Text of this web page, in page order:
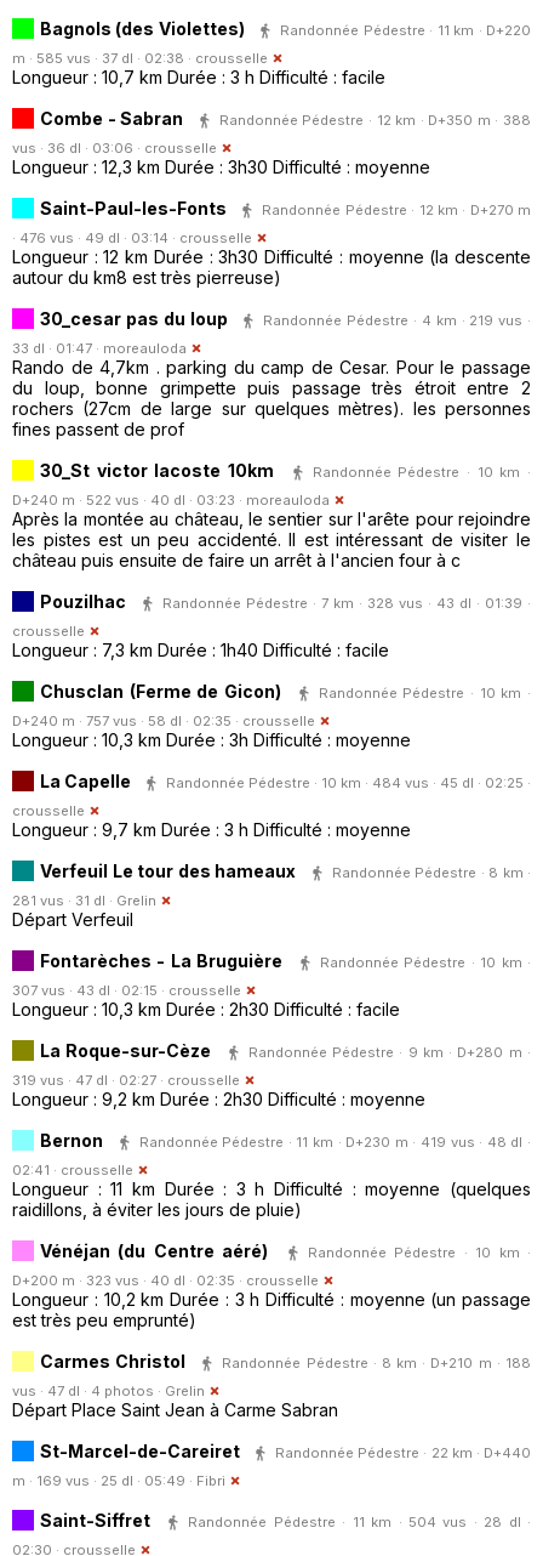
Bagnols (des Violettes)
Randonnée Pédestre · 11 km · D+220
m · 585 vus · 37 dl · 02:38 · crousselle
Longueur : 10,7 km Durée : 3 h Difficulté : facile
Combe - Sabran
Randonnée Pédestre · 12 km · D+350 m · 388
vus · 36 dl · 03:06 · crousselle
Longueur : 12,3 km Durée : 3h30 Difficulté : moyenne
Saint-Paul-les-Fonts
Randonnée Pédestre · 12 km · D+270 m
· 476 vus · 49 dl · 03:14 · crousselle
Longueur : 12 km Durée : 3h30 Difficulté : moyenne (la descente
autour du km8 est très pierreuse)
30_cesar pas du loup
Randonnée Pédestre · 4 km · 219 vus ·
33 dl · 01:47 · moreauloda
Rando de 4,7km . parking du camp de Cesar. Pour le passage
du loup, bonne grimpette puis passage très étroit entre 2
rochers (27cm de large sur quelques mètres). les personnes
fines passent de prof
30_St victor lacoste 10km
Randonnée Pédestre · 10 km ·
D+240 m · 522 vus · 40 dl · 03:23 · moreauloda
Après la montée au château, le sentier sur l'arête pour rejoindre
les pistes est un peu accidenté. Il est intéressant de visiter le
château puis ensuite de faire un arrêt à l'ancien four à c
Pouzilhac
Randonnée Pédestre · 7 km · 328 vus · 43 dl · 01:39 ·
crousselle
Longueur : 7,3 km Durée : 1h40 Difficulté : facile
Chusclan (Ferme de Gicon)
Randonnée Pédestre · 10 km ·
D+240 m · 757 vus · 58 dl · 02:35 · crousselle
Longueur : 10,3 km Durée : 3h Difficulté : moyenne
La Capelle
Randonnée Pédestre · 10 km · 484 vus · 45 dl · 02:25 ·
crousselle
Longueur : 9,7 km Durée : 3 h Difficulté : moyenne
Verfeuil Le tour des hameaux
Randonnée Pédestre · 8 km ·
281 vus · 31 dl · Grelin
Départ Verfeuil
Fontarèches - La Bruguière
Randonnée Pédestre · 10 km ·
307 vus · 43 dl · 02:15 · crousselle
Longueur : 10,3 km Durée : 2h30 Difficulté : facile
La Roque-sur-Cèze
Randonnée Pédestre · 9 km · D+280 m ·
319 vus · 47 dl · 02:27 · crousselle
Longueur : 9,2 km Durée : 2h30 Difficulté : moyenne
Bernon
Randonnée Pédestre · 11 km · D+230 m · 419 vus · 48 dl ·
02:41 · crousselle
Longueur : 11 km Durée : 3 h Difficulté : moyenne (quelques
raidillons, à éviter les jours de pluie)
Vénéjan (du Centre aéré)
Randonnée Pédestre · 10 km ·
D+200 m · 323 vus · 40 dl · 02:35 · crousselle
Longueur : 10,2 km Durée : 3 h Difficulté : moyenne (un passage
est très peu emprunté)
Carmes Christol
Randonnée Pédestre · 8 km · D+210 m · 188
vus · 47 dl · 4 photos · Grelin
Départ Place Saint Jean à Carme Sabran
St-Marcel-de-Careiret
Randonnée Pédestre · 22 km · D+440
m · 169 vus · 25 dl · 05:49 · Fibri
Saint-Siffret
Randonnée Pédestre · 11 km · 504 vus · 28 dl ·
02:30 · crousselle